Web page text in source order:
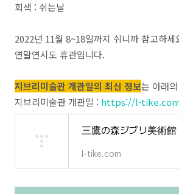
회색 : 쉬는날
2022년 11월 8~18일까지 쉬니까 참고하세
연말연시도 휴관입니다.
지브리미술관 개관일의 최신 정보는 아래
지브리미술관 개관일 : https://l-
l-tike.com